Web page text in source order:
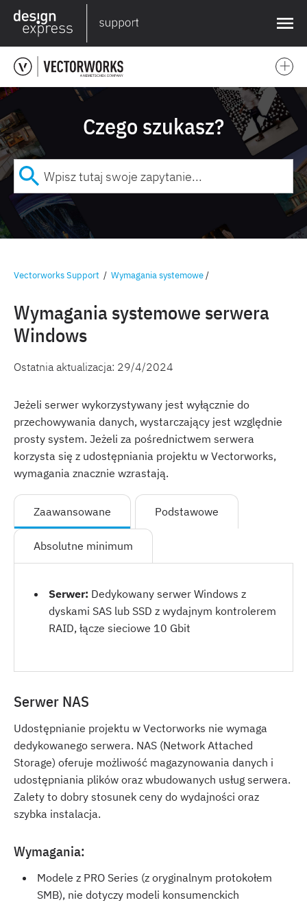
❌
Czego szukasz?
Vectorworks Support / Wymagania systemowe/
Wymagania systemowe serwera
Windows
Ostatnia aktualizacja: 29/4/2024
Jeżeli serwer wykorzystywany jest wyłącznie do
przechowywania danych, wystarczający jest względnie
prosty system. Jeżeli za pośrednictwem serwera
korzysta się z udostępniania projektu w Vectorworks,
wymagania znacznie wzrastają.
Zaawansowane Podstawowe
Absolutne minimum
Serwer: Dedykowany serwer Windows z
dyskami SAS lub SSD z wydajnym kontrolerem
RAID, łącze sieciowe 10 Gbit
Serwer NAS
Udostępnianie projektu w Vectorworks nie wymaga
dedykowanego serwera. NAS (Network Attached
Storage) oferuje możliwość magazynowania danych i
udostępniania plików oraz wbudowanych usług serwera.
Zalety to dobry stosunek ceny do wydajności oraz
szybka instalacja.
Wymagania:
Modele z PRO Series (z oryginalnym protokołem
SMB), nie dotyczy modeli konsumenckich